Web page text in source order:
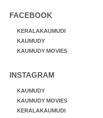
FACEBOOK
KERALAKAUMUDI
KAUMUDY
KAUMUDY MOVIES
INSTAGRAM
KAUMUDY
KAUMUDY MOVIES
KERALAKAUMUDI